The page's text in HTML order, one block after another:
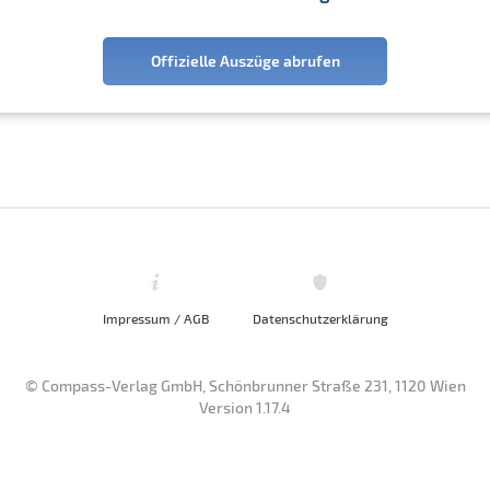
Offizielle Auszüge abrufen
Impressum / AGB Datenschutzerklärung
© Compass-Verlag GmbH, Schönbrunner Straße 231, 1120 Wien
Version 1.17.4